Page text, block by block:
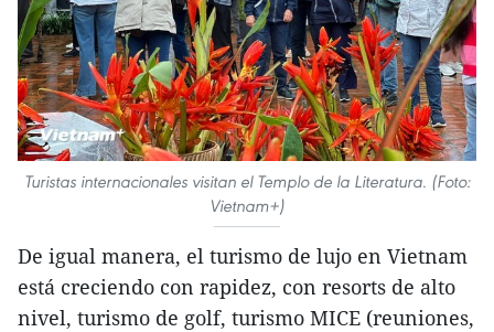
Turistas internacionales visitan el Templo de la Literatura. (Foto:
Vietnam+)
De igual manera, el turismo de lujo en Vietnam
está creciendo con rapidez, con resorts de alto
nivel, turismo de golf, turismo MICE (reuniones,